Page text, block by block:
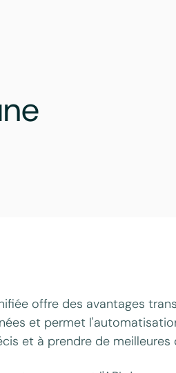
offre des avantages
et permet
et à prendre de meilleures